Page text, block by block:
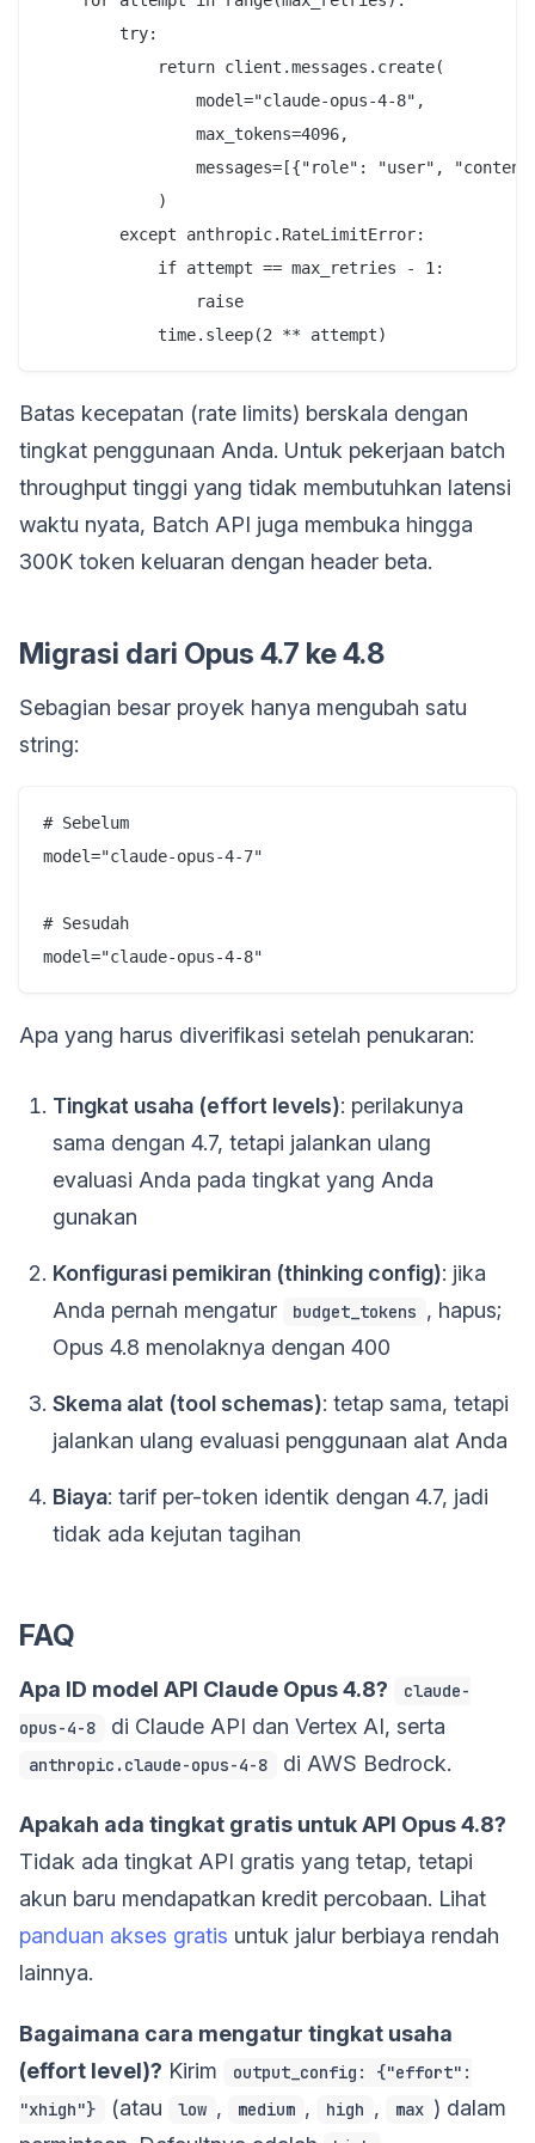
        try:
            return client.messages.create(
                model="claude-opus-4-8",
                max_tokens=4096,
messages=[{"role": "user",
            )
        except anthropic.RateLimitError:
            if attempt == max_retries - 1:
                raise
Batas kecepatan (rate limits) berskala dengan
tingkat penggunaan Anda. Untuk pekerjaan batch
throughput tinggi yang tidak membutuhkan latensi
waktu nyata, Batch API juga membuka hingga
300K token keluaran dengan header beta.
Migrasi dari Opus 4.7 ke 4.8
Sebagian besar proyek hanya mengubah satu
string:
# Sebelum
model="claude-opus-4-7"
# Sesudah
Apa yang harus diverifikasi setelah penukaran:
Tingkat usaha (effort levels): perilakunya
sama dengan 4.7, tetapi jalankan ulang
evaluasi Anda pada tingkat yang Anda
gunakan
Konfigurasi pemikiran (thinking config): jika
Anda pernah mengatur
budget_tokens , hapus;
Opus 4.8 menolaknya dengan 400
Skema alat (tool schemas): tetap sama, tetapi
jalankan ulang evaluasi penggunaan alat Anda
Biaya: tarif per-token identik dengan 4.7, jadi
tidak ada kejutan tagihan
FAQ
Apa ID model API Claude Opus 4.8?
claude-
opus-4-8
di Claude API dan Vertex AI, serta
anthropic.claude-opus-4-8 di AWS Bedrock.
Apakah ada tingkat gratis untuk API Opus 4.8?
Tidak ada tingkat API gratis yang tetap, tetapi
akun baru mendapatkan kredit percobaan. Lihat
panduan akses gratis untuk jalur berbiaya rendah
lainnya.
Bagaimana cara mengatur tingkat usaha
(effort level)? Kirim
output_config: {"effort":
"xhigh"}
(atau low , medium , high , max ) dalam